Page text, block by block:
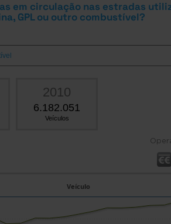
em circulação nas estradas
GPL ou outro combustível?
2010
6.182.051
Veículos
Veículo